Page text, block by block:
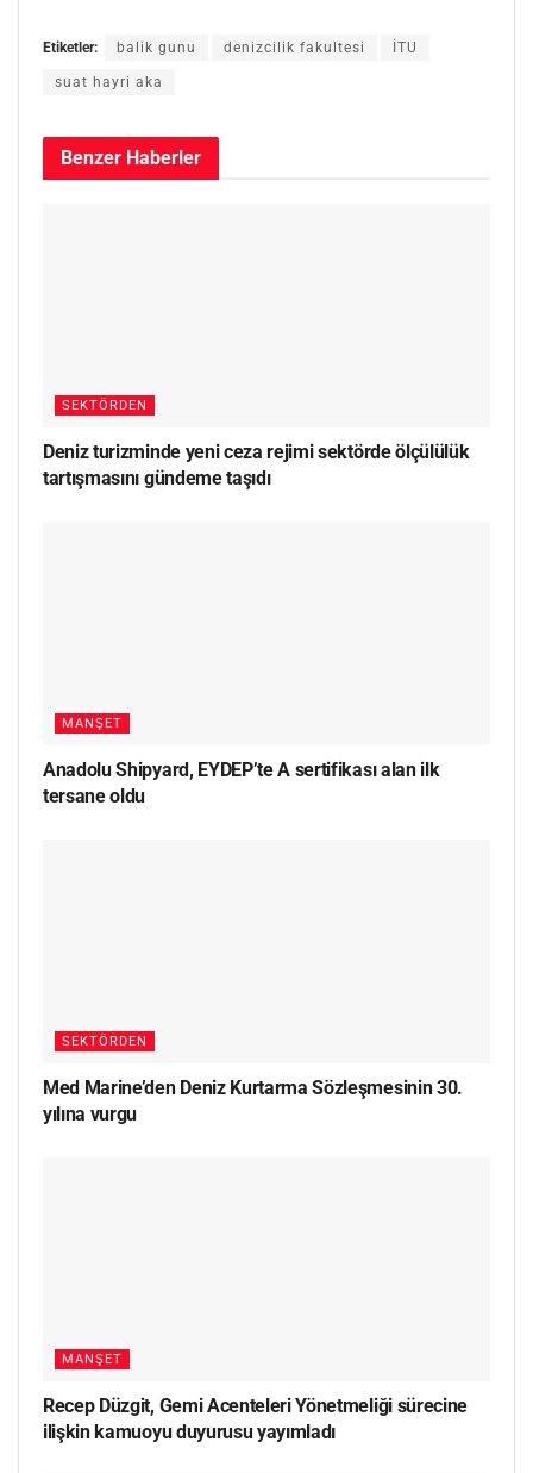
Etiketler: balik gunu denizcilik fakultesi İTU
suat hayri aka
Benzer Haberler
SEKTÖRDEN
Deniz turizminde yeni ceza rejimi sektörde ölçülülük
tartışmasını gündeme taşıdı
MANŞET
Anadolu Shipyard, EYDEP’te A sertifikası alan ilk
tersane oldu
SEKTÖRDEN
Med Marine’den Deniz Kurtarma Sözleşmesinin 30.
yılına vurgu
MANŞET
Recep Düzgit, Gemi Acenteleri Yönetmeliği sürecine
ilişkin kamuoyu duyurusu yayımladı